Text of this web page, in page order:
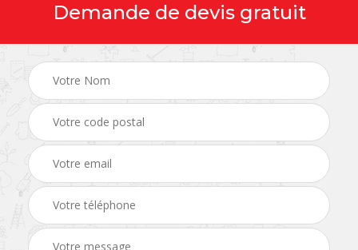
Demande de devis gratuit